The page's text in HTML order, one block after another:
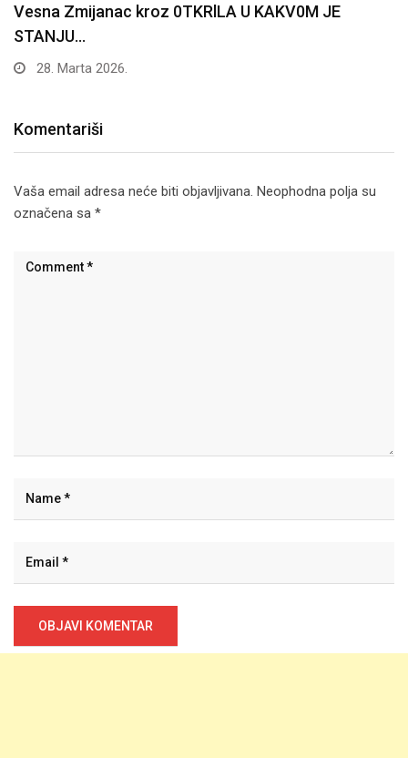
Vesna Zmijanac kroz 0TKRlLA U KAKV0M JE
STANJU…
28. Marta 2026.
Komentariši
Vaša email adresa neće biti objavljivana. Neophodna polja su
označena sa *